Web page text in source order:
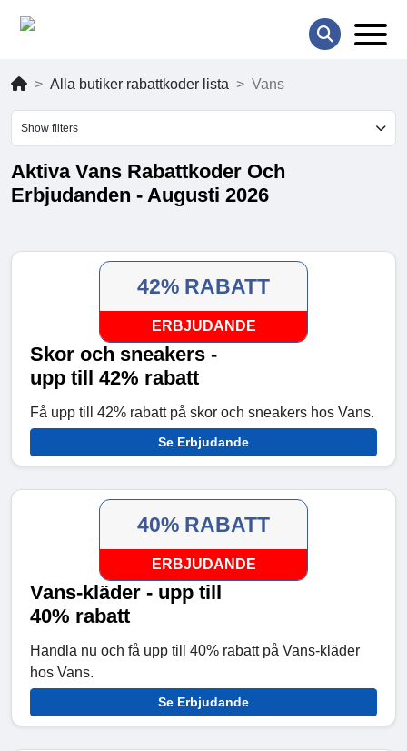
Alla butiker rabattkoder lista Vans
Show filters
Aktiva Vans Rabattkoder Och
Erbjudanden - Augusti 2026
42% RABATT
ERBJUDANDE
Skor och sneakers -
upp till 42% rabatt
Få upp till 42% rabatt på skor och sneakers hos Vans.
Se Erbjudande
40% RABATT
ERBJUDANDE
Vans-kläder - upp till
40% rabatt
Handla nu och få upp till 40% rabatt på Vans-kläder
hos Vans.
Se Erbjudande